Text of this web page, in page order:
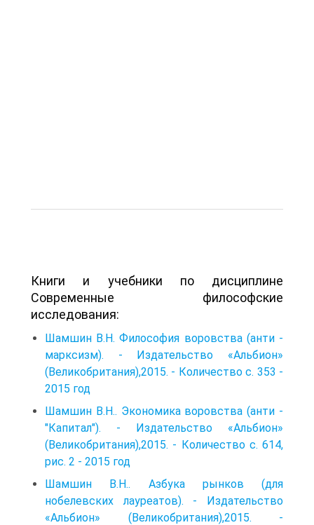
Книги и учебники по дисциплине
Современные философские
исследования:
Шамшин В.Η. Философия воровства (анти -
марксизм). - Издательство «Альбион»
(Великобритания),2015. - Количество с. 353 -
2015 год
Шамшин В.Η.. Экономика воровства (анти -
"Капитал"). - Издательство «Альбион»
(Великобритания),2015. - Количество с. 614,
рис. 2 - 2015 год
Шамшин В.Η.. Азбука рынков (для
нобелевских лауреатов). - Издательство
«Альбион» (Великобритания),2015. -